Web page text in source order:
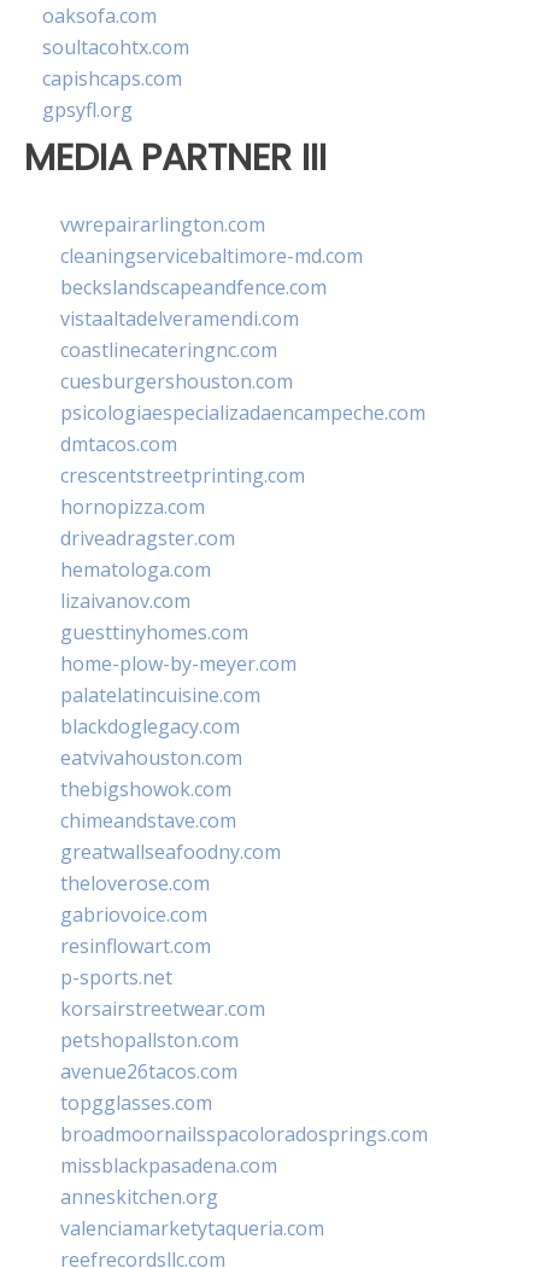
oaksofa.com
soultacohtx.com
capishcaps.com
gpsyfl.org
MEDIA PARTNER III
vwrepairarlington.com
cleaningservicebaltimore-md.com
beckslandscapeandfence.com
vistaaltadelveramendi.com
coastlinecateringnc.com
cuesburgershouston.com
psicologiaespecializadaencampeche.com
dmtacos.com
crescentstreetprinting.com
hornopizza.com
driveadragster.com
hematologa.com
lizaivanov.com
guesttinyhomes.com
home-plow-by-meyer.com
palatelatincuisine.com
blackdoglegacy.com
eatvivahouston.com
thebigshowok.com
chimeandstave.com
greatwallseafoodny.com
theloverose.com
gabriovoice.com
resinflowart.com
p-sports.net
korsairstreetwear.com
petshopallston.com
avenue26tacos.com
topgglasses.com
broadmoornailsspacoloradosprings.com
missblackpasadena.com
anneskitchen.org
valenciamarketytaqueria.com
reefrecordsllc.com